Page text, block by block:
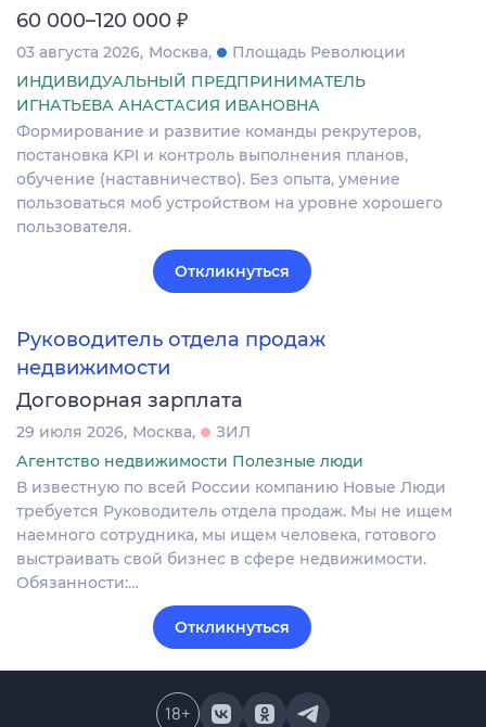
60 000–120 000 ₽
03 августа 2026 Москва
Площадь Революции
ИНДИВИДУАЛЬНЫЙ ПРЕДПРИНИМАТЕЛЬ
ИГНАТЬЕВА АНАСТАСИЯ ИВАНОВНА
Формирование и развитие команды рекрутеров,
постановка KPI и контроль выполнения планов,
обучение (наставничество). Без опыта, умение
пользоваться моб устройством на уровне хорошего
пользователя.
Откликнуться
Руководитель отдела продаж
недвижимости
Договорная зарплата
29 июля 2026 Москва
ЗИЛ
Агентство недвижимости Полезные люди
В известную по всей России компанию Новые Люди
требуется Руководитель отдела продаж. Мы не ищем
наемного сотрудника, мы ищем человека, готового
выстраивать свой бизнес в сфере недвижимости.
Обязанности:…
Откликнуться
18+